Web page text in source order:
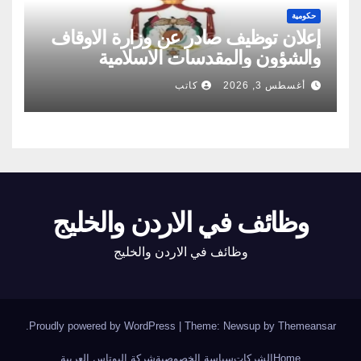
حكومية
إعلان توظيف صادر عن وزارة الاوقاف
والشؤون والمقدسات الاسلامية
أغسطس 3, 2026 كاتب
وظائف في الاردن والخليج
وظائف في الاردن والخليج
Proudly powered by WordPress Theme: Newsup by Themeansar
Home الشركاتسياسة الخصوصيةشركة البوتاس العربية